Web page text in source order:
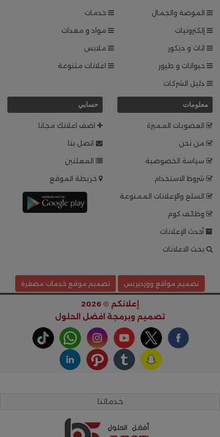
الموضة والجمال
خدمات
إلكترونيات
مواد و معدات
اثاث و ديكور
ملابس
حيوانات و طيور
اعلانات متنوعة
دليل الشركات
معلومات
العضويات المميزة
من نحن
سياسة الخصوصية
شروط الاستخدام
السلع والإعلانات الممنوعة
وظائف.كوم
أحدث الإعلانات
بحث الاعلانات
حسابي
اضف اعلانك مجانا
اتصل بنا
المعلنين
خريطة الموقع
تصميم مواقع ووردبريس تصميم موقع خدمات مصغرة
إعلانكم © 2026
تصميم وبرمجة افضل الحلول
خدماتنا